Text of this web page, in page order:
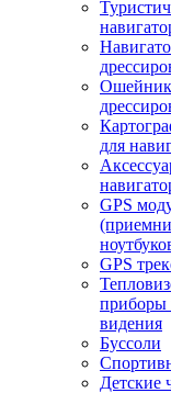
для
GPS
GPS
приборы
видения
Буссоли
Детские